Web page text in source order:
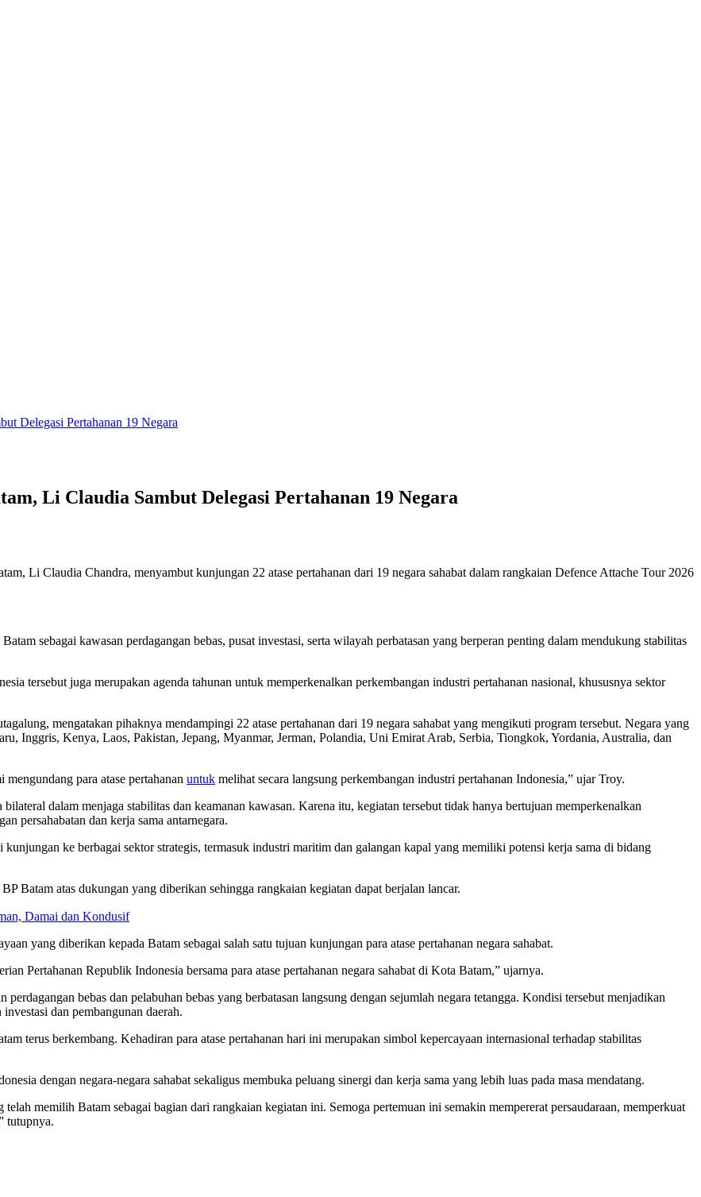
Delegasi Pertahanan 19 Negara
Li Claudia Sambut Delegasi Pertahanan 19 Negara
Li Claudia Chandra, menyambut kunjungan 22 atase pertahanan dari 19 negara sahabat dalam rangkaian Defence Attache Tour 2026
sebagai kawasan perdagangan bebas, pusat investasi, serta wilayah perbatasan yang berperan penting dalam mendukung stabilitas
tersebut juga merupakan agenda tahunan untuk memperkenalkan perkembangan industri pertahanan nasional, khususnya sektor
mengatakan pihaknya mendampingi 22 atase pertahanan dari 19 negara sahabat yang mengikuti program tersebut. Negara yang
Inggris, Kenya, Laos, Pakistan, Jepang, Myanmar, Jerman, Polandia, Uni Emirat Arab, Serbia, Tiongkok, Yordania, Australia, dan
para atase pertahanan untuk melihat secara langsung perkembangan industri pertahanan Indonesia,” ujar Troy.
dalam menjaga stabilitas dan keamanan kawasan. Karena itu, kegiatan tersebut tidak hanya bertujuan memperkenalkan
persahabatan dan kerja sama antarnegara.
ke berbagai sektor strategis, termasuk industri maritim dan galangan kapal yang memiliki potensi kerja sama di bidang
Batam atas dukungan yang diberikan sehingga rangkaian kegiatan dapat berjalan lancar.
Damai dan Kondusif
yang diberikan kepada Batam sebagai salah satu tujuan kunjungan para atase pertahanan negara sahabat.
Pertahanan Republik Indonesia bersama para atase pertahanan negara sahabat di Kota Batam,” ujarnya.
bebas dan pelabuhan bebas yang berbatasan langsung dengan sejumlah negara tetangga. Kondisi tersebut menjadikan
dan pembangunan daerah.
terus berkembang. Kehadiran para atase pertahanan hari ini merupakan simbol kepercayaan internasional terhadap stabilitas
dengan negara-negara sahabat sekaligus membuka peluang sinergi dan kerja sama yang lebih luas pada masa mendatang.
memilih Batam sebagai bagian dari rangkaian kegiatan ini. Semoga pertemuan ini semakin mempererat persaudaraan, memperkuat
tutupnya.